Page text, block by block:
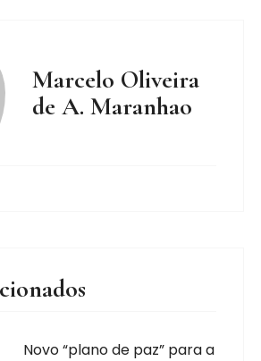
Marcelo Oliveira
de A. Maranhao
Novo “plano de paz” para a